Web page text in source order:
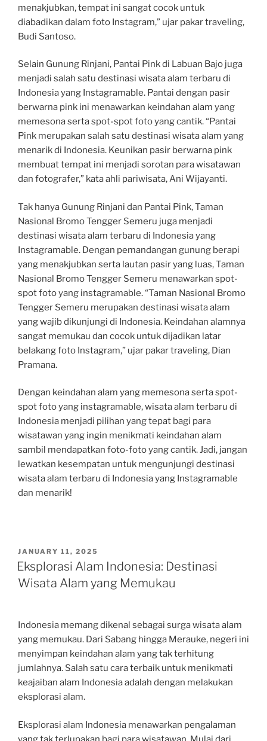
menakjubkan, tempat ini sangat cocok untuk
diabadikan dalam foto Instagram,” ujar pakar traveling,
Budi Santoso.
Selain Gunung Rinjani, Pantai Pink di Labuan Bajo juga
menjadi salah satu destinasi wisata alam terbaru di
Indonesia yang Instagramable. Pantai dengan pasir
berwarna pink ini menawarkan keindahan alam yang
memesona serta spot-spot foto yang cantik. “Pantai
Pink merupakan salah satu destinasi wisata alam yang
menarik di Indonesia. Keunikan pasir berwarna pink
membuat tempat ini menjadi sorotan para wisatawan
dan fotografer,” kata ahli pariwisata, Ani Wijayanti.
Tak hanya Gunung Rinjani dan Pantai Pink, Taman
Nasional Bromo Tengger Semeru juga menjadi
destinasi wisata alam terbaru di Indonesia yang
Instagramable. Dengan pemandangan gunung berapi
yang menakjubkan serta lautan pasir yang luas, Taman
Nasional Bromo Tengger Semeru menawarkan spot-
spot foto yang instagramable. “Taman Nasional Bromo
Tengger Semeru merupakan destinasi wisata alam
yang wajib dikunjungi di Indonesia. Keindahan alamnya
sangat memukau dan cocok untuk dijadikan latar
belakang foto Instagram,” ujar pakar traveling, Dian
Pramana.
Dengan keindahan alam yang memesona serta spot-
spot foto yang instagramable, wisata alam terbaru di
Indonesia menjadi pilihan yang tepat bagi para
wisatawan yang ingin menikmati keindahan alam
sambil mendapatkan foto-foto yang cantik. Jadi, jangan
lewatkan kesempatan untuk mengunjungi destinasi
wisata alam terbaru di Indonesia yang Instagramable
dan menarik!
POSTED
ON
JANUARY 11, 2025
Eksplorasi Alam Indonesia: Destinasi
Wisata Alam yang Memukau
Indonesia memang dikenal sebagai surga wisata alam
yang memukau. Dari Sabang hingga Merauke, negeri ini
menyimpan keindahan alam yang tak terhitung
jumlahnya. Salah satu cara terbaik untuk menikmati
keajaiban alam Indonesia adalah dengan melakukan
eksplorasi alam.
Eksplorasi alam Indonesia menawarkan pengalaman